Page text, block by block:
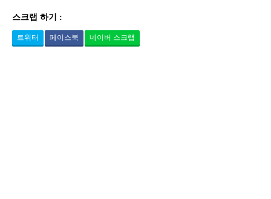
스크랩 하기 :
트위터 페이스북 네이버 스크랩